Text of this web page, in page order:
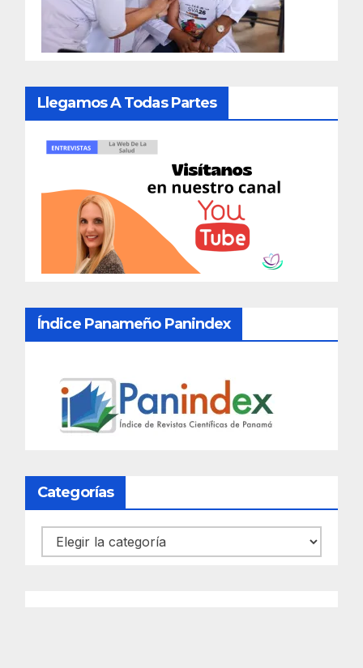
Llegamos A Todas Partes
Índice Panameño Panindex
Categorías
Categorías